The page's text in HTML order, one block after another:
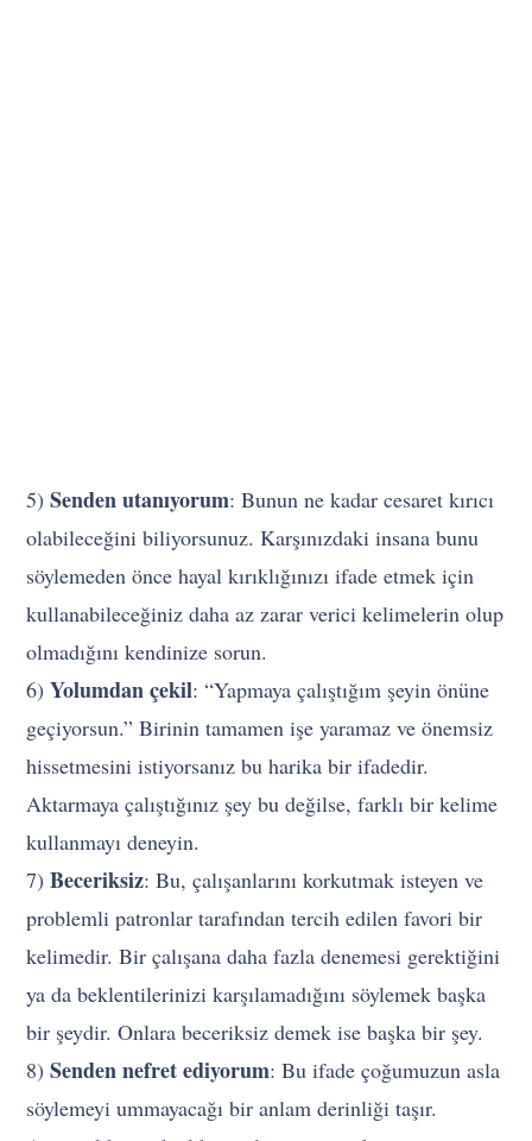
5)Senden utanıyorum: Bunun ne kadar cesaret kırıcı
olabileceğini biliyorsunuz. Karşınızdaki insana bunu
söylemeden önce hayal kırıklığınızı ifade etmek için
kullanabileceğiniz daha az zarar verici kelimelerin olup
olmadığını kendinize sorun.
6)Yolumdan çekil: “Yapmaya çalıştığım şeyin önüne
geçiyorsun.” Birinin tamamen işe yaramaz ve önemsiz
hissetmesini istiyorsanız bu harika bir ifadedir.
Aktarmaya çalıştığınız şey bu değilse, farklı bir kelime
kullanmayı deneyin.
7)Beceriksiz: Bu, çalışanlarını korkutmak isteyen ve
problemli patronlar tarafından tercih edilen favori bir
kelimedir. Bir çalışana daha fazla denemesi gerektiğini
ya da beklentilerinizi karşılamadığını söylemek başka
bir şeydir. Onlara beceriksiz demek ise başka bir şey.
8)Senden nefret ediyorum: Bu ifade çoğumuzun asla
söylemeyi ummayacağı bir anlam derinliği taşır.